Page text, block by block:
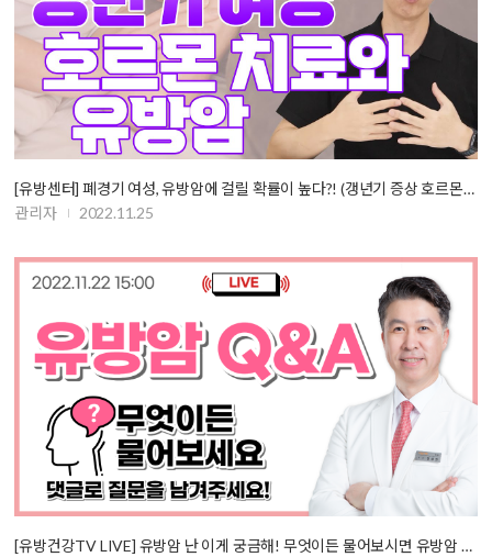
[유방센터] 폐경기 여성, 유방암에 걸릴 확률이 높다?! (갱년기 증상 호르몬…
관리자
2022.11.25
[유방건강TV LIVE] 유방암 난 이게 궁금해! 무엇이든 물어보시면 유방암 명…